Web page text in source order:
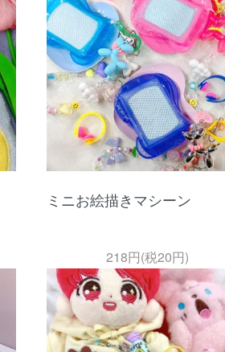
ミニお絵描きマシーン
218円(税20円)